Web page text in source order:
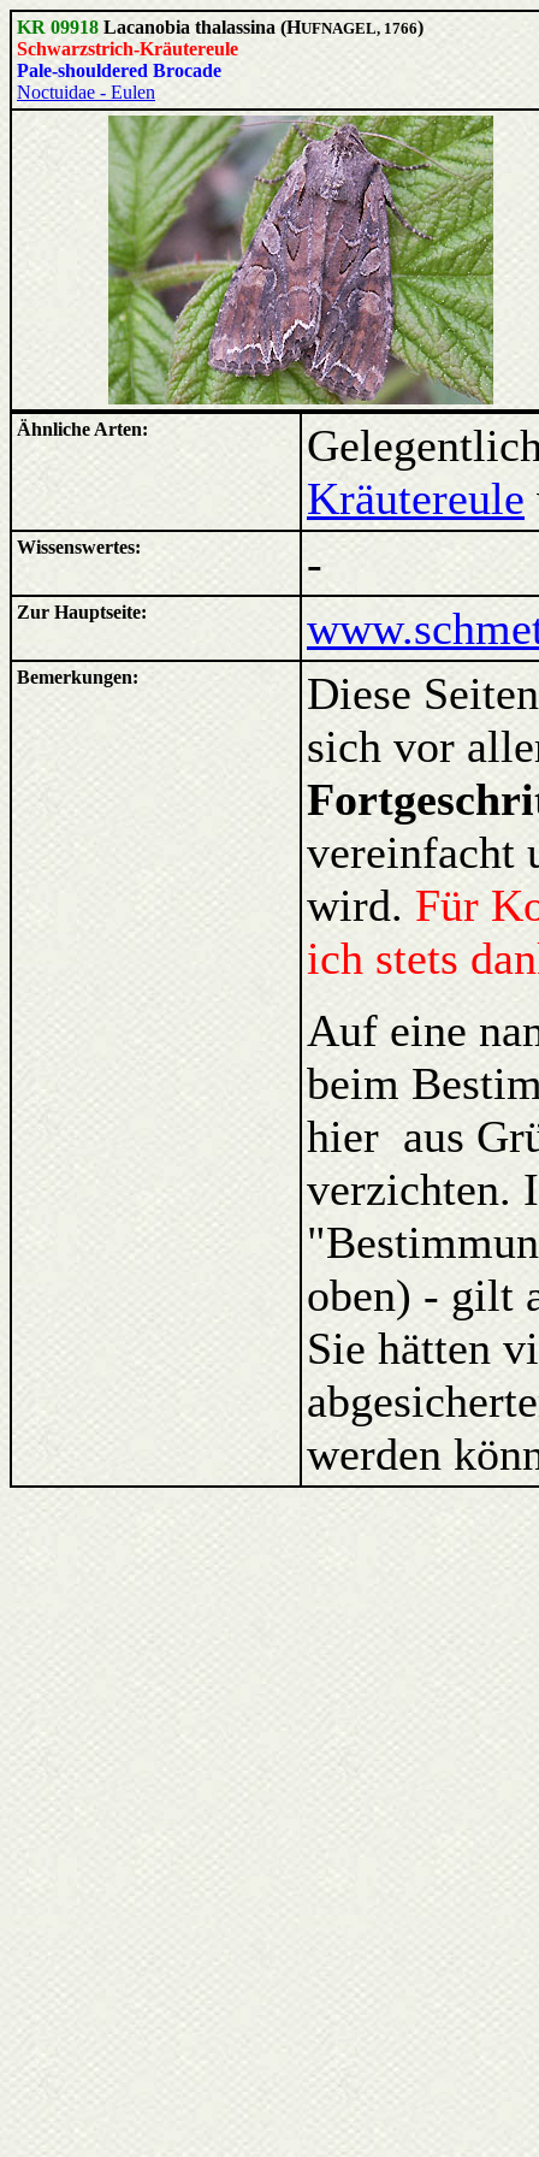
KR 09918 Lacanobia thalassina (HUFNAGEL, 1766)
Schwarzstrich-Kräutereule
Pale-shouldered Brocade
Noctuidae - Eulen
Ähnliche Arten:
Kräutereule
Wissenswertes: -
Zur Hauptseite:
Bemerkungen:
Diese
sich vor
vereinfacht
wird. Für
ich stets
Auf eine
beim
hier aus
verzichten.
oben) - gilt
Sie hätten
werden